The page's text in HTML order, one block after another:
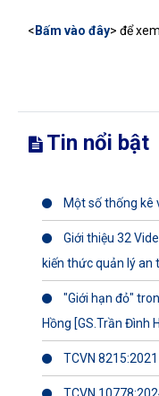
< Bấm vào đây> để
Tin nổi bật
Một số thống kê
Giới thiệu 32
kiến thức quản lý an
"Giới hạn đỏ"
Hồng [GS.Trần Đình
TCVN